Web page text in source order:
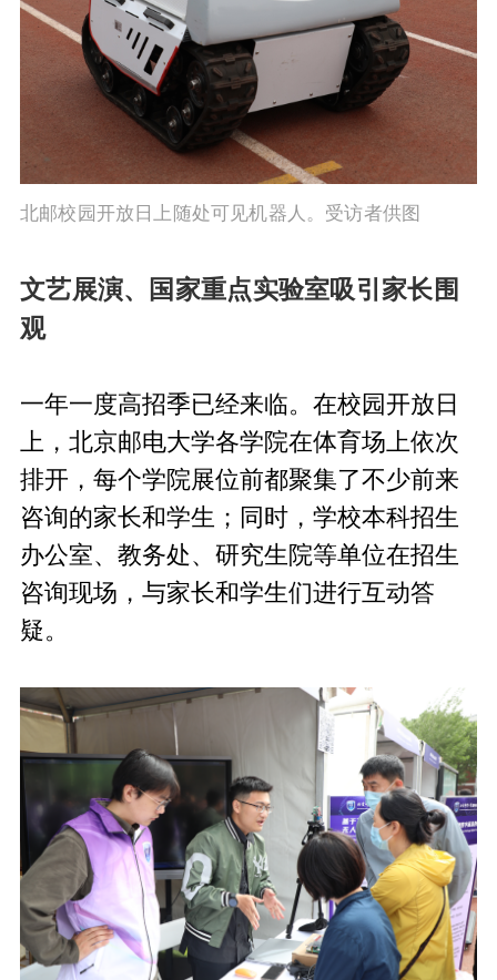
北邮校园开放日上随处可见机器人。受访者供图
文艺展演、国家重点实验室吸引家长围
观
一年一度高招季已经来临。在校园开放日
上，北京邮电大学各学院在体育场上依次
排开，每个学院展位前都聚集了不少前来
咨询的家长和学生；同时，学校本科招生
办公室、教务处、研究生院等单位在招生
咨询现场，与家长和学生们进行互动答
疑。